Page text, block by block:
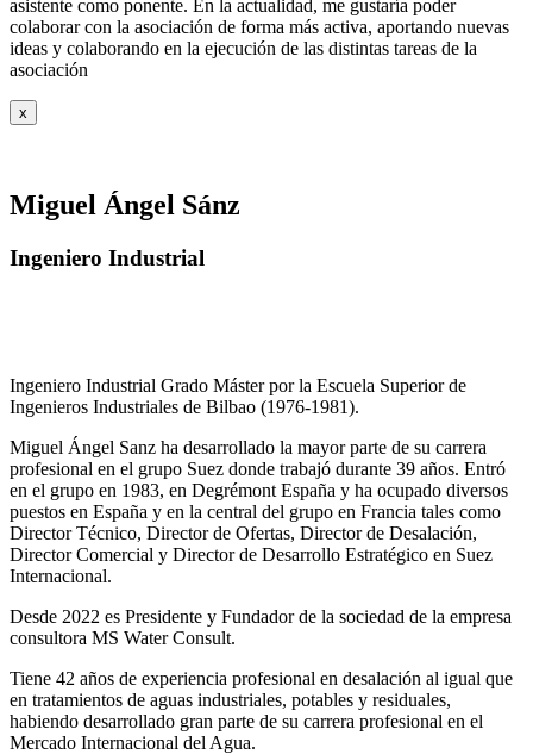
asistente como ponente. En la actualidad, me gustaría poder
colaborar con la asociación de forma más activa, aportando nuevas
ideas y colaborando en la ejecución de las distintas tareas de la
asociación
x
Miguel Ángel Sánz
Ingeniero Industrial
Ingeniero Industrial Grado Máster por la Escuela Superior de
Ingenieros Industriales de Bilbao (1976-1981).
Miguel Ángel Sanz ha desarrollado la mayor parte de su carrera
profesional en el grupo Suez donde trabajó durante 39 años. Entró
en el grupo en 1983, en Degrémont España y ha ocupado diversos
puestos en España y en la central del grupo en Francia tales como
Director Técnico, Director de Ofertas, Director de Desalación,
Director Comercial y Director de Desarrollo Estratégico en Suez
Internacional.
Desde 2022 es Presidente y Fundador de la sociedad de la empresa
consultora MS Water Consult.
Tiene 42 años de experiencia profesional en desalación al igual que
en tratamientos de aguas industriales, potables y residuales,
habiendo desarrollado gran parte de su carrera profesional en el
Mercado Internacional del Agua.